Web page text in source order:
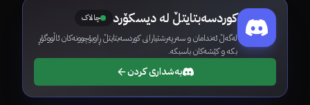
کوردسەبتایتڵ لە دیسکۆرد چالاک
لەگەڵ ئەندامان و سەرپەرشتیارانی کوردسەبتایتڵ ڕاوبۆچوونەکان ئاڵووگۆڕ
بکە و کێشەکان باسبکە.
بەشداری کردن